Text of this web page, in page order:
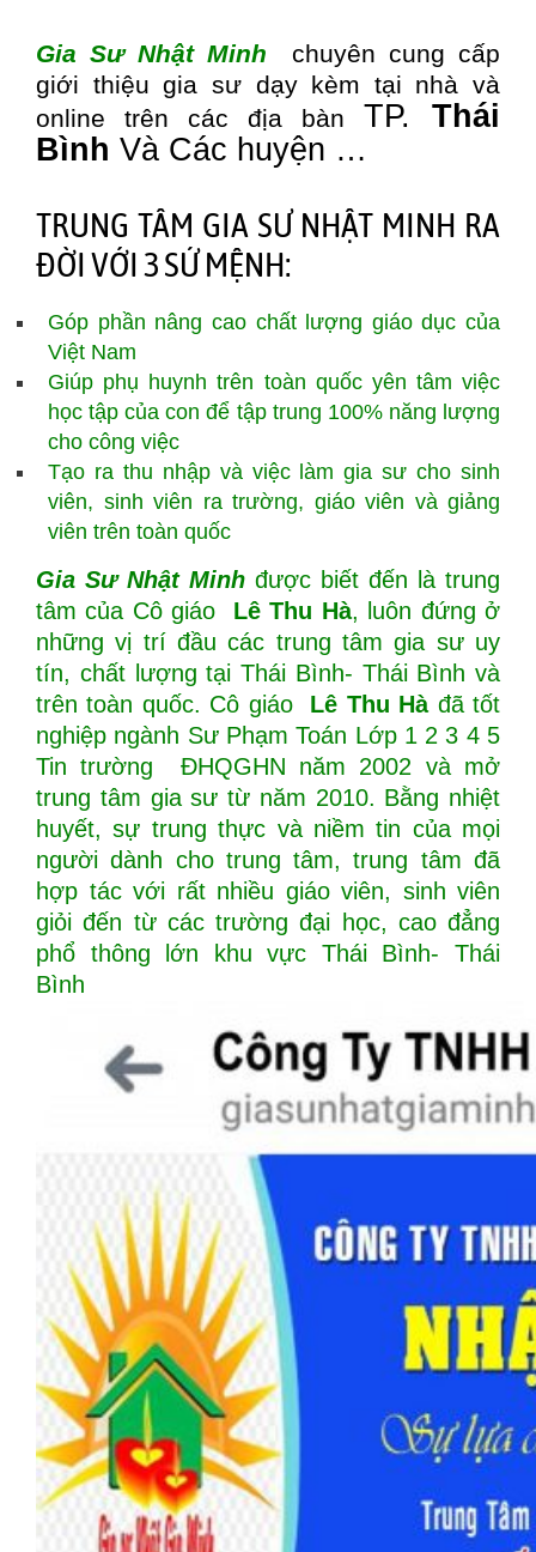
Gia Sư Nhật Minh chuyên cung cấp
giới thiệu gia sư dạy kèm tại nhà và
online trên các địa bàn TP. Thái
Bình Và Các huyện …
TRUNG TÂM GIA SƯ NHẬT MINH RA
ĐỜI VỚI 3 SỨ MỆNH:
Góp phần nâng cao chất lượng giáo dục của
Việt Nam
Giúp phụ huynh trên toàn quốc yên tâm việc
học tập của con để tập trung 100% năng lượng
cho công việc
Tạo ra thu nhập và việc làm gia sư cho sinh
viên, sinh viên ra trường, giáo viên và giảng
viên trên toàn quốc
Gia Sư Nhật Minh được biết đến là trung
tâm của Cô giáo Lê Thu Hà, luôn đứng ở
những vị trí đầu các trung tâm gia sư uy
tín, chất lượng tại Thái Bình- Thái Bình và
trên toàn quốc. Cô giáo Lê Thu Hàđã tốt
nghiệp ngành Sư Phạm Toán Lớp 1 2 3 4 5
Tin trường ĐHQGHN năm 2002 và mở
trung tâm gia sư từ năm 2010. Bằng nhiệt
huyết, sự trung thực và niềm tin của mọi
người dành cho trung tâm, trung tâm đã
hợp tác với rất nhiều giáo viên, sinh viên
giỏi đến từ các trường đại học, cao đẳng
phổ thông lớn khu vực Thái Bình- Thái
Bình